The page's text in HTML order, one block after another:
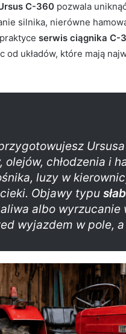
C-360 pozwala
silnika, nierówne
serwis ciągnika C-
od układów, które mają
chłodzenia i
luzy w
Objawy typu
albo wyrzucanie
wyjazdem w pole,